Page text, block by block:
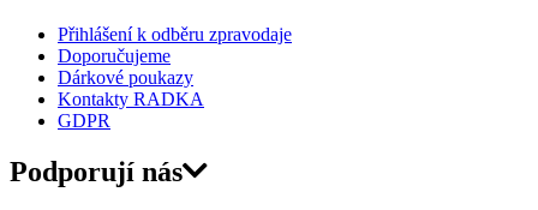
Přihlášení k odběru zpravodaje
Doporučujeme
Dárkové poukazy
Kontakty RADKA
GDPR
Podporují nás